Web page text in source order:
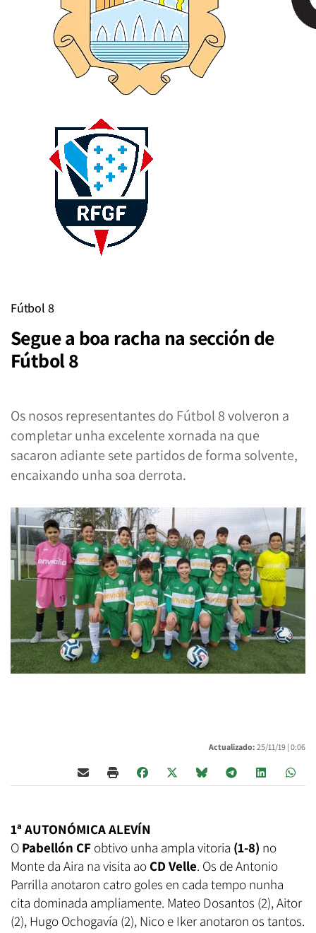
Fútbol 8
Segue a boa racha na sección de
Fútbol 8
Os nosos representantes do Fútbol 8 volveron a
completar unha excelente xornada na que
sacaron adiante sete partidos de forma solvente,
encaixando unha soa derrota.
Actualizado: 25/11/19 | 0:06
1ª AUTONÓMICA ALEVÍN
O Pabellón CF obtivo unha ampla vitoria (1-8) no
Monte da Aira na visita ao CD Velle. Os de Antonio
Parrilla anotaron catro goles en cada tempo nunha
cita dominada ampliamente. Mateo Dosantos (2), Aitor
(2), Hugo Ochogavía (2), Nico e Iker anotaron os tantos.